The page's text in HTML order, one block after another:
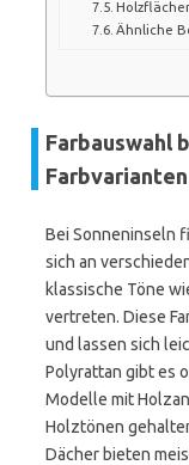
Ähnliche
Farbauswahl
Bei Sonneninseln
sich an
klassische Töne
vertreten. Diese
und lassen sich
Polyrattan gibt es
Modelle mit
Holztönen
Dächer bieten